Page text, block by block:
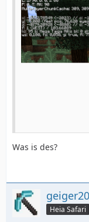
Was is des?
Heia Safari